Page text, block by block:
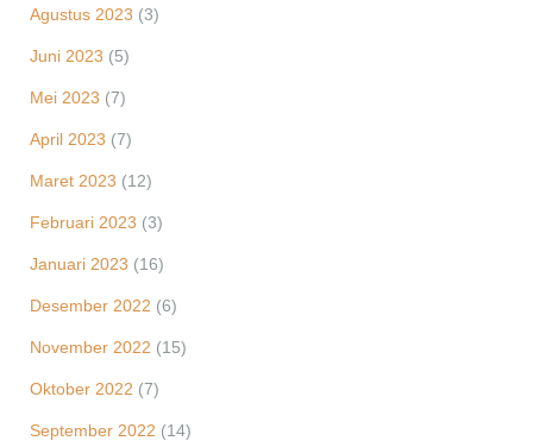
Agustus 2023 (3)
Juni 2023 (5)
Mei 2023 (7)
April 2023 (7)
Maret 2023 (12)
Februari 2023 (3)
Januari 2023 (16)
Desember 2022 (6)
November 2022 (15)
Oktober 2022 (7)
September 2022 (14)